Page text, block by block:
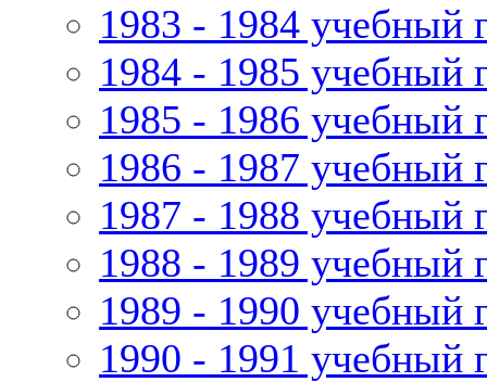
1983 - 1984 учебный
1984 - 1985 учебный
1985 - 1986 учебный
1986 - 1987 учебный
1987 - 1988 учебный
1988 - 1989 учебный
1989 - 1990 учебный
1990 - 1991 учебный